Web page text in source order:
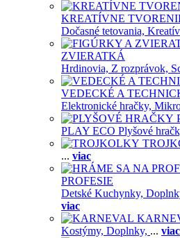
KREATÍVNE
Dočasné tetovania,
ZVIERATKÁ
Hrdinovia, Z rozprávok,
VEDECKÉ A
Elektronické hračky,
PLAY ECO Plyšové
... viac
PROFESIE
Detské Kuchynky,
viac
Kostýmy, Doplnky, ... viac